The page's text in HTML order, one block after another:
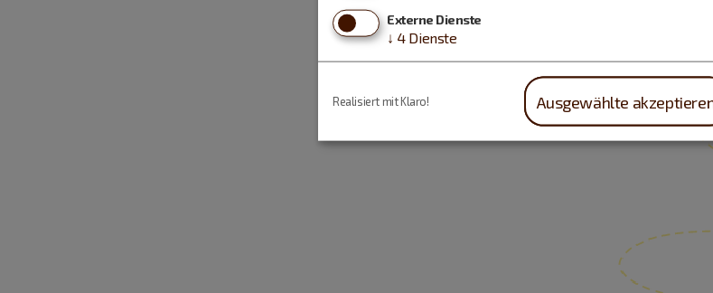
Externe Dienste
↓ 4 Dienste
Ausgewählte
Realisiert mit Klaro!